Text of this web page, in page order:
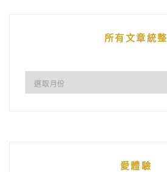
所有文章統整
愛體驗